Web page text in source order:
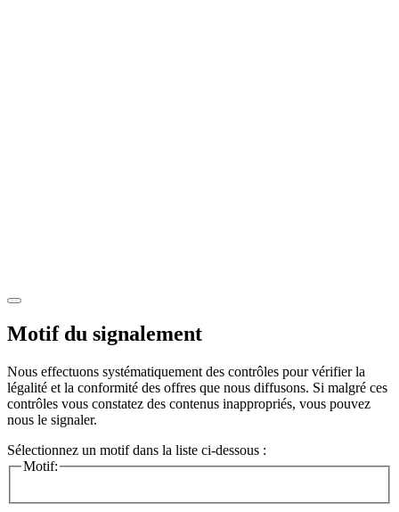
Motif du signalement
Nous effectuons systématiquement des contrôles pour vérifier la
légalité et la conformité des offres que nous diffusons. Si malgré ces
contrôles vous constatez des contenus inappropriés, vous pouvez
nous le signaler.
Sélectionnez un motif dans la liste ci-dessous :
Motif: